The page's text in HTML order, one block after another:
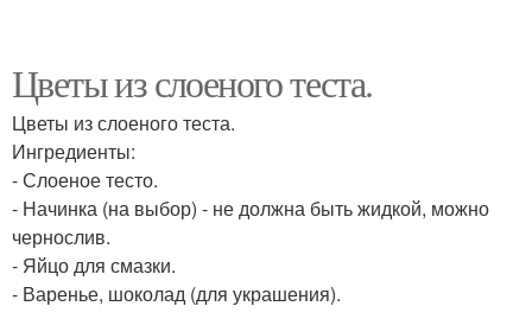
Цветы из слоеного теста.
Цветы из слоеного теста.
Ингредиенты:
- Слоеное тесто.
- Начинка (на выбор) - не должна быть жидкой, можно
чернослив.
- Яйцо для смазки.
- Варенье, шоколад (для украшения).